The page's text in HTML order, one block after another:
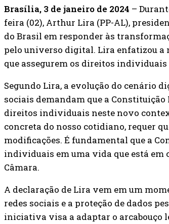
Brasília, 3 de janeiro de 2024 –
feira (02), Arthur Lira (PP-AL),
do Brasil em responder às
pelo universo digital. Lira enfatizou a
que assegurem os direitos individuais
Segundo Lira, a evolução do cenário
sociais demandam que a
direitos individuais neste novo
concreta do nosso cotidiano, requer
modificações. É fundamental que a
individuais em uma vida que está em
Câmara.
A declaração de Lira vem em um
redes sociais e a proteção de dados
iniciativa visa a adaptar o arcabouço